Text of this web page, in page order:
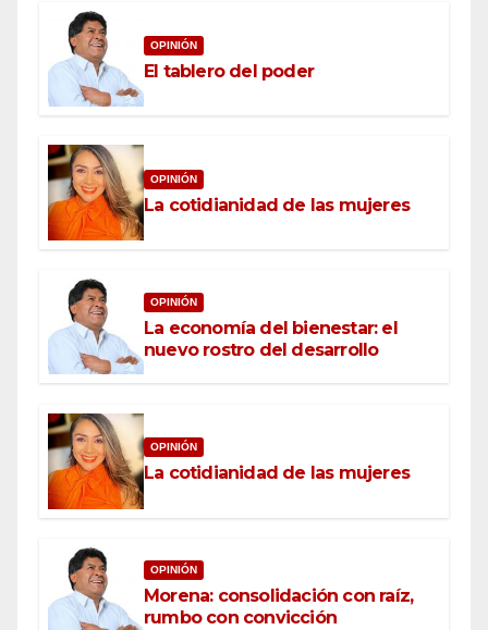
OPINIÓN
El tablero del poder
OPINIÓN
La cotidianidad de las mujeres
OPINIÓN
La economía del bienestar: el
nuevo rostro del desarrollo
OPINIÓN
La cotidianidad de las mujeres
OPINIÓN
Morena: consolidación con raíz,
rumbo con convicción